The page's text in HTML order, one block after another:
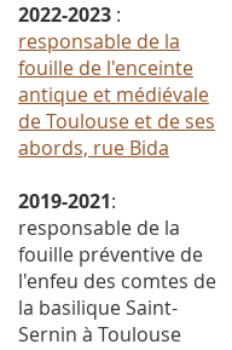
2022-2023 :
responsable de la
fouille de l'enceinte
antique et médiévale
de Toulouse et de ses
abords, rue Bida
2019-2021:
responsable de la
fouille préventive de
l'enfeu des comtes de
la basilique Saint-
Sernin à Toulouse